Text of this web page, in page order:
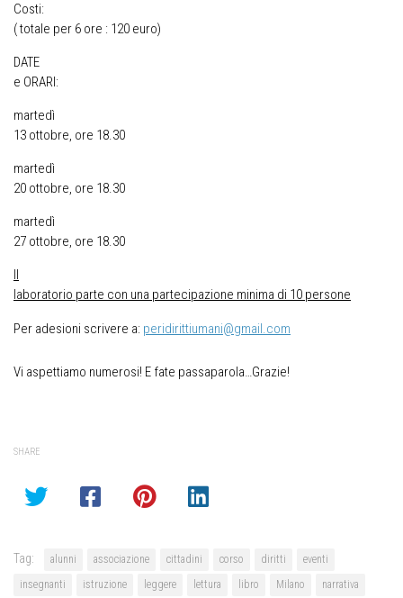
Costi:
( totale per 6 ore : 120 euro)
DATE
e ORARI:
martedì
13 ottobre, ore 18.30
martedì
20 ottobre, ore 18.30
martedì
27 ottobre, ore 18.30
Il
laboratorio parte con una partecipazione minima di 10 persone
Per adesioni scrivere a: peridirittiumani@gmail.com
Vi aspettiamo numerosi! E fate passaparola…Grazie!
SHARE
Tag: alunni associazione cittadini corso diritti
eventi
insegnanti
istruzione leggere lettura libro Milano
narrativa